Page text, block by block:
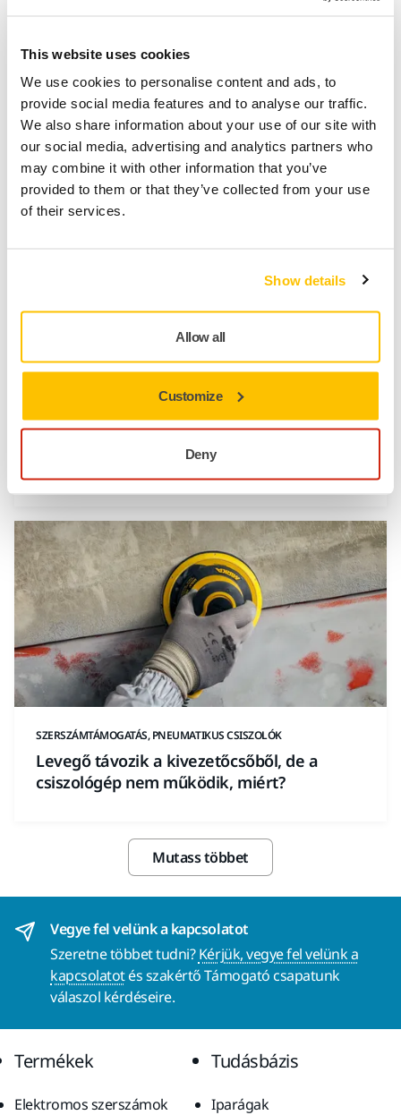
This website uses cookies
We use cookies to personalise content and ads, to
provide social media features and to analyse our traffic.
We also share information about your use of our site with
our social media, advertising and analytics partners who
may combine it with other information that you’ve
provided to them or that they’ve collected from your use
of their services.
Show details
Allow all
Customize
Deny
SZERSZÁMTÁMOGATÁS, TIPPEK AZ ÖNÁLLÓ SZERVIZELÉSHEZ
Hogyan lehet megjavítani a törött kábelt a
Mirka DEROS/DEOS/LEROS készüléken?
SZERSZÁMTÁMOGATÁS, FALCSISZOLÓ GÉPEK
Használható a Mirka LEROS
SZERSZÁMTÁMOGATÁS, PNEUMATIKUS CSISZOLÓK
Levegő távozik a kivezetőcsőből, de a
csiszológép nem működik, miért?
Mutass többet
Vegye fel velünk a kapcsolatot
Szeretne többet tudni?Kérjük, vegye fel velünk a
kapcsolatotés szakértő Támogató csapatunk
válaszol kérdéseire.
Termékek
Elektromos szerszámok
Tudásbázis
Iparágak